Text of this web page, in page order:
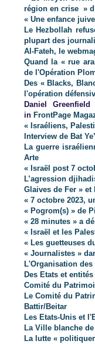
région en crise »
« Une enfance
Le Hezbollah
plupart des
Al-Fateh, le
Quand la « rue
de l'Opération
Des « Blacks,
l'opération
Daniel
in FrontPage
« Israéliens,
Interview de Bat
La guerre
Arte
« Israël post 7
L’agression
Glaives de Fer » et
« 7 octobre 2023,
« Pogrom(s) » de
« 28 minutes » a
« Israël et les
« Les guetteuses
« Journalistes »
L'Organisation des
Des Etats et
Comité du
Le Comité du
Battir/Beitar
Les Etats-Unis et
La Ville blanche
La lutte «